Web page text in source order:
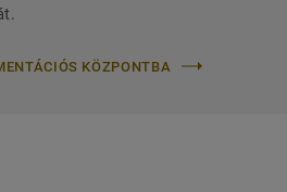
KÖZPONTBA